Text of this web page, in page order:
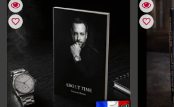
favorite_border favorite_border